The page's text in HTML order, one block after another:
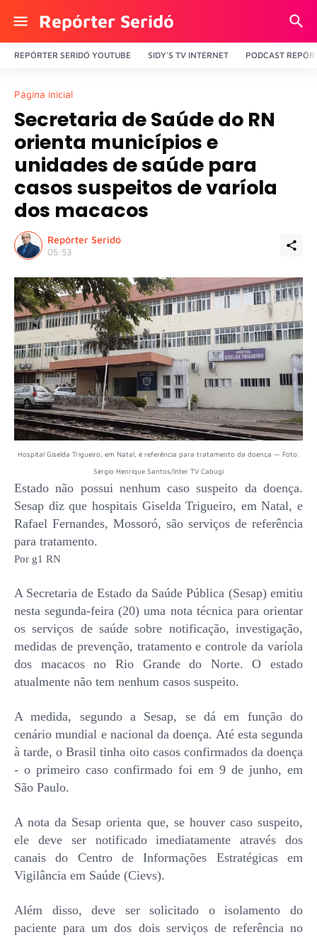
Repórter Seridó
REPÓRTER SERIDÓ YOUTUBE SIDY'S TV INTERNET PODCAST
Página inicial
Secretaria de Saúde do RN
orienta municípios e
unidades de saúde para
casos suspeitos de varíola
dos macacos
Repórter Seridó
05:53
Hospital Giselda Trigueiro, em Natal, é referência para tratamento da doença — Foto:
Sérgio Henrique Santos/Inter TV Cabugi
Estado não possui nenhum caso suspeito da doença.
Sesap diz que hospitais Giselda Trigueiro, em Natal, e
Rafael Fernandes, Mossoró, são serviços de referência
para tratamento.
Por g1 RN
A Secretaria de Estado da Saúde Pública (Sesap) emitiu
nesta segunda-feira (20) uma nota técnica para orientar
os serviços de saúde sobre notificação, investigação,
medidas de prevenção, tratamento e controle da varíola
dos macacos no Rio Grande do Norte. O estado
atualmente não tem nenhum casos suspeito.
A medida, segundo a Sesap, se dá em função do
cenário mundial e nacional da doença. Até esta segunda
à tarde, o Brasil tinha oito casos confirmados da doença
- o primeiro caso confirmado foi em 9 de junho, em
São Paulo.
A nota da Sesap orienta que, se houver caso suspeito,
ele deve ser notificado imediatamente através dos
canais do Centro de Informações Estratégicas em
Vigilância em Saúde (Cievs).
Além disso, deve ser solicitado o isolamento do
paciente para um dos dois serviços de referência no